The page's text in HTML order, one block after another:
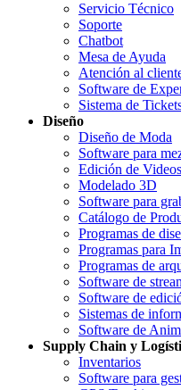
Servicio Técnico
Soporte
Chatbot
Mesa de Ayuda
Atención al
Software de
Sistema de
Diseño
Diseño de Moda
Software para
Edición de Videos
Modelado 3D
Software para
Catálogo de
Programas de
Programas para
Programas de
Software de
Software de
Sistemas de
Software de
Supply Chain y
Inventarios
Software para